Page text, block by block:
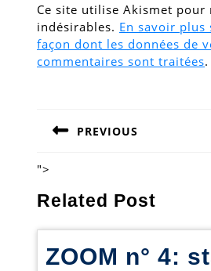
Ce site utilise Akismet pour
indésirables. En savoir plus
façon dont les données de
commentaires sont traitées.
de
l’article
PREVIOUS
post:
">
Related Post
ZOOM n° 4: